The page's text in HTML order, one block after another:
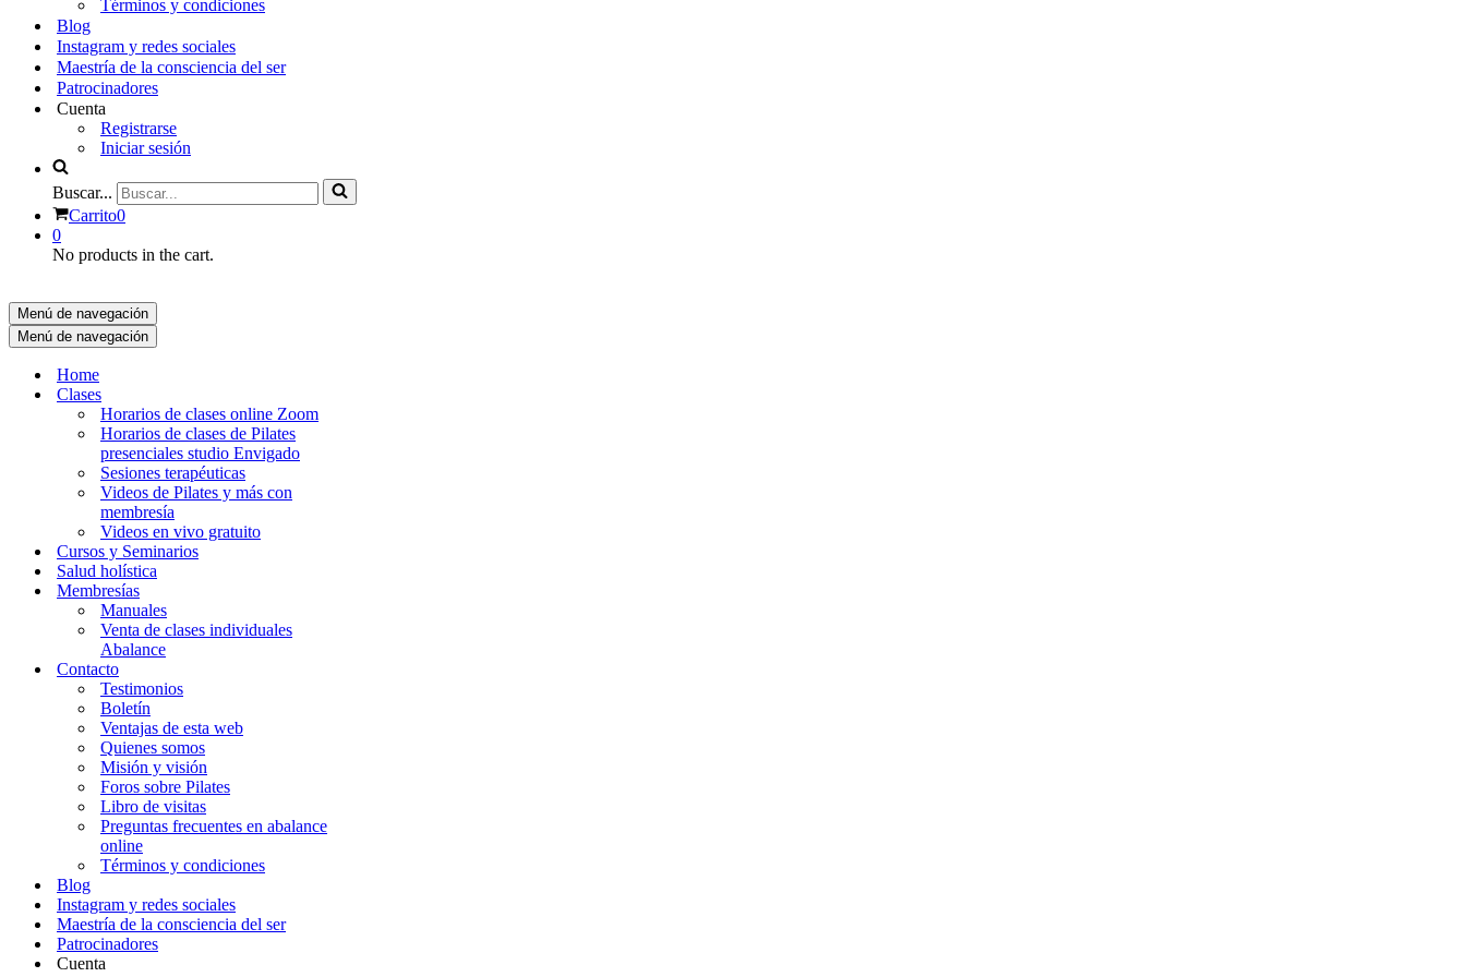
Términos y condiciones
Blog
Instagram y redes sociales
Maestría de la consciencia del ser
Patrocinadores
Cuenta
Registrarse
Iniciar sesión
Buscar...
Carrito0
0
No products in the cart.
Menú de navegación
Menú de navegación
Home
Clases
Horarios de clases online Zoom
Horarios de clases de Pilates
presenciales studio Envigado
Sesiones terapéuticas
Videos de Pilates y más con
membresía
Videos en vivo gratuito
Cursos y Seminarios
Salud holística
Membresías
Manuales
Venta de clases individuales
Abalance
Contacto
Testimonios
Boletín
Ventajas de esta web
Quienes somos
Misión y visión
Foros sobre Pilates
Libro de visitas
Preguntas frecuentes en abalance
online
Términos y condiciones
Blog
Instagram y redes sociales
Maestría de la consciencia del ser
Patrocinadores
Cuenta